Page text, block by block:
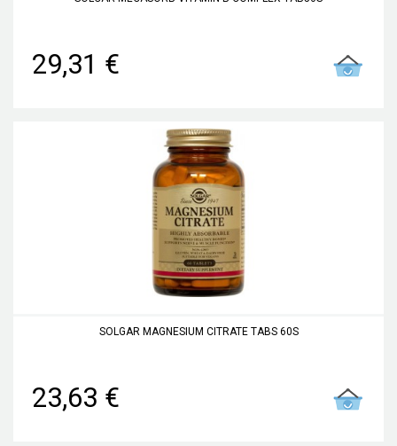
29,31 €
SOLGAR MAGNESIUM CITRATE TABS 60S
23,63 €